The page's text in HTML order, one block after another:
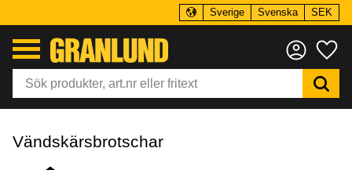
Sverige Svenska SEK
Vändskärsbrotschar